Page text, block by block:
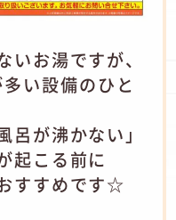
お湯ですが、
い設備のひと
呂が沸かない」
起こる前に
すすめです☆